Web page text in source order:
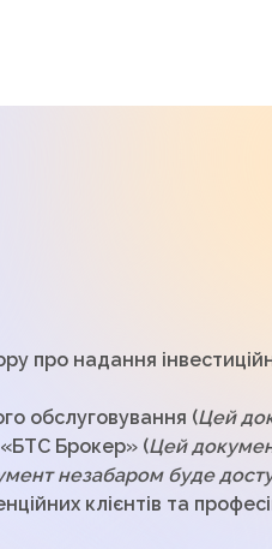
про надання
обслуговування (Цей
Брокер» (Цей
незабаром буде
клієнтів та